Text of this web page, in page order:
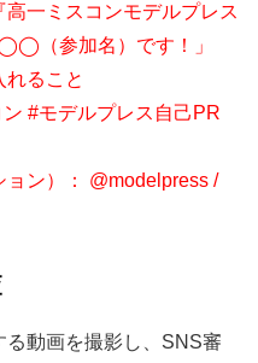
一ミスコンモデルプレス
（参加名）です！」
れること
#モデルプレス自己PR
ン）： @modelpress /
る動画を撮影し、SNS審